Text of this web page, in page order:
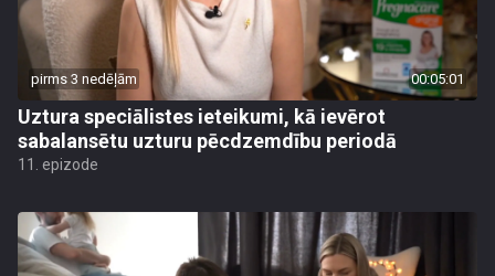
pirms 3 nedēļām 00:05:01
Uztura speciālistes ieteikumi, kā ievērot
sabalansētu uzturu pēcdzemdību periodā
11. epizode